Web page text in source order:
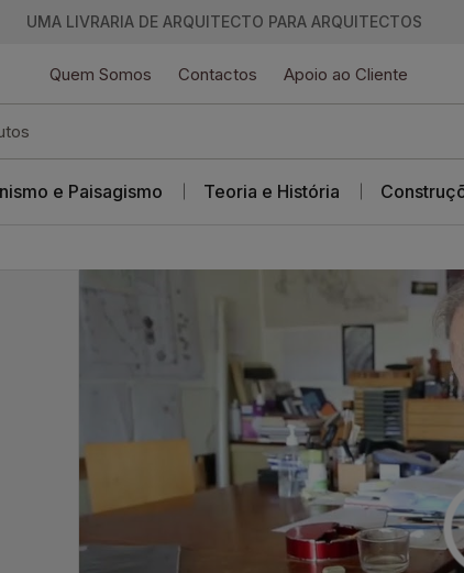
UMA LIVRARIA DE ARQUITECTO PARA ARQUITECTOS
Quem Somos Contactos Apoio ao Cliente
e Paisagismo Teoria e História